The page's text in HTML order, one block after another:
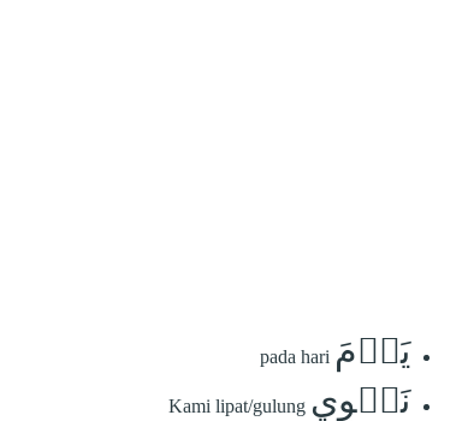
يَوۡمَ pada hari
نَطۡوِي Kami lipat/gulung